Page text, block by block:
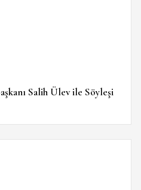
Salih Ülev ile Söyleşi